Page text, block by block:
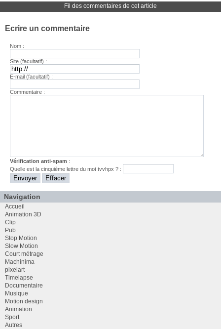
Fil des commentaires de cet article
Ecrire un commentaire
Nom :
Site (facultatif) :
E-mail (facultatif) :
Commentaire :
Vérification anti-spam :
Quelle est lacinquième lettre du mottvvhpx ? :
Navigation
Accueil
Animation 3D
Clip
Pub
Stop Motion
Slow Motion
Court métrage
Machinima
pixelart
Timelapse
Documentaire
Musique
Motion design
Animation
Sport
Autres